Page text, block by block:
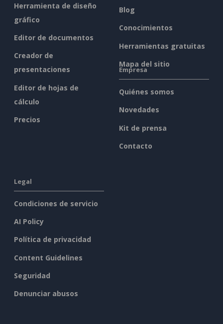
Herramienta de diseño
gráfico
Editor de documentos
Creador de
presentaciones
Editor de hojas de
cálculo
Precios
Blog
Conocimientos
Herramientas gratuitas
Mapa del sitio
Empresa
Quiénes somos
Novedades
Kit de prensa
Contacto
Legal
Condiciones de servicio
AI Policy
Política de privacidad
Content Guidelines
Seguridad
Denunciar abusos